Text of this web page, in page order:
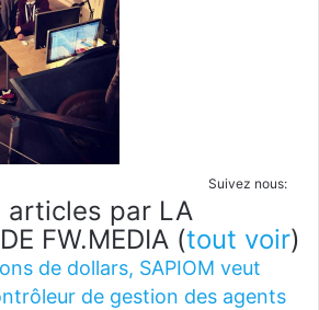
Suivez nous:
articles par LA
FW.MEDIA (tout voir)
de dollars, SAPIOM veut
de gestion des agents